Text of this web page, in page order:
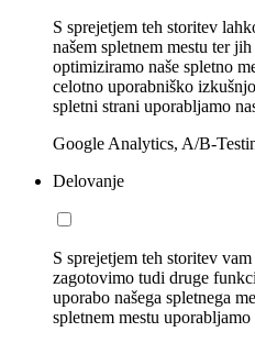
S sprejetjem teh storitev
našem spletnem mestu ter
optimiziramo naše spletno
celotno uporabniško
spletni strani uporabljamo
Google Analytics, A/B-
Delovanje
S sprejetjem teh storitev
zagotovimo tudi druge
uporabo našega spletnega
spletnem mestu